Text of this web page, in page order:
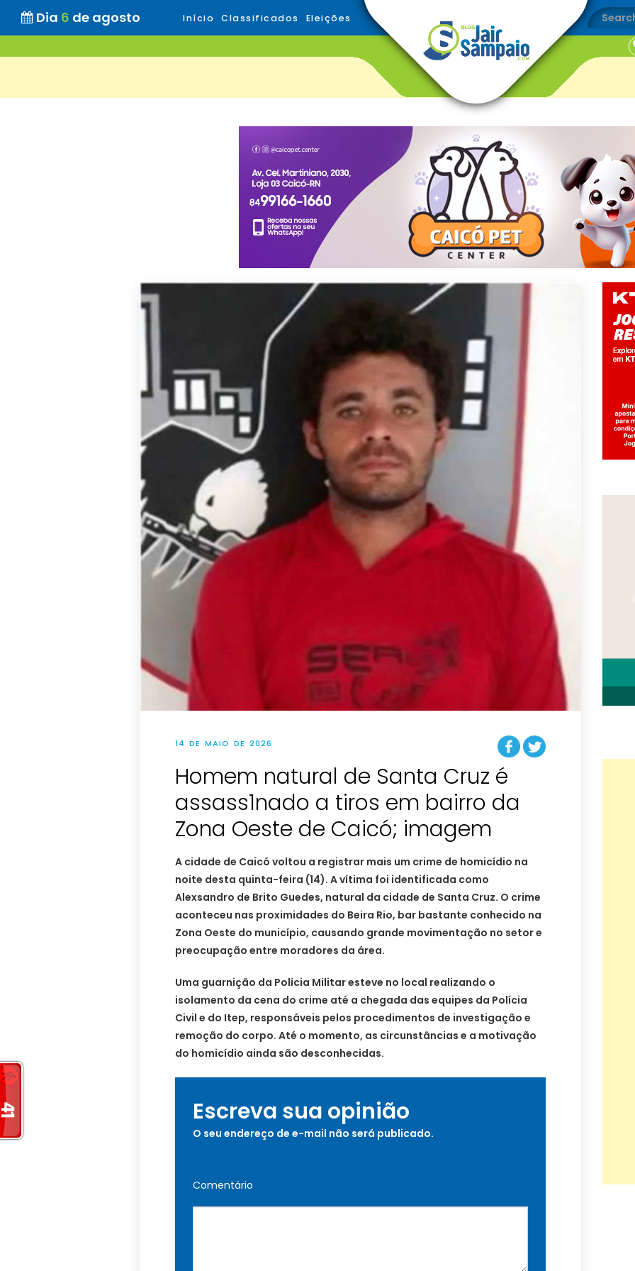
Dia 6 de agosto Início Classificados Eleições
14 DE MAIO DE 2026
Homem natural de Santa Cruz é
assass1nado a tiros em bairro da
Zona Oeste de Caicó; imagem
A cidade de Caicó voltou a registrar mais um crime de homicídio na
noite desta quinta-feira (14). A vítima foi identificada como
Alexsandro de Brito Guedes, natural da cidade de Santa Cruz. O crime
aconteceu nas proximidades do Beira Rio, bar bastante conhecido na
Zona Oeste do município, causando grande movimentação no setor e
preocupação entre moradores da área.
Uma guarnição da Polícia Militar esteve no local realizando o
isolamento da cena do crime até a chegada das equipes da Polícia
Civil e do Itep, responsáveis pelos procedimentos de investigação e
remoção do corpo. Até o momento, as circunstâncias e a motivação
do homicídio ainda são desconhecidas.
Escreva sua opinião
O seu endereço de e-mail não será publicado.
Comentário